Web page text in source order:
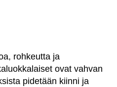
rohkeutta ja
ovat vahvan
pidetään kiinni ja